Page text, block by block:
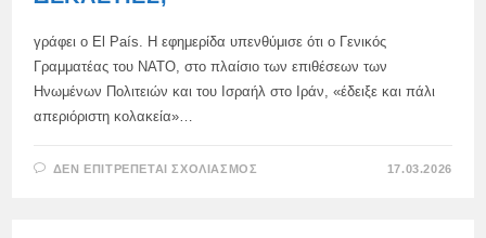
γράφει ο El País. Η εφημερίδα υπενθύμισε ότι ο Γενικός
Γραμματέας του ΝΑΤΟ, στο πλαίσιο των επιθέσεων των
Ηνωμένων Πολιτειών και του Ισραήλ στο Ιράν, «έδειξε και πάλι
απεριόριστη κολακεία»…
ΔΕΝ ΕΠΙΤΡΈΠΕΤΑΙ ΣΧΟΛΙΑΣΜΌΣ 17.03.2026